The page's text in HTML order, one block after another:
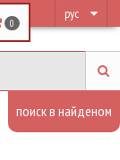
рус
0